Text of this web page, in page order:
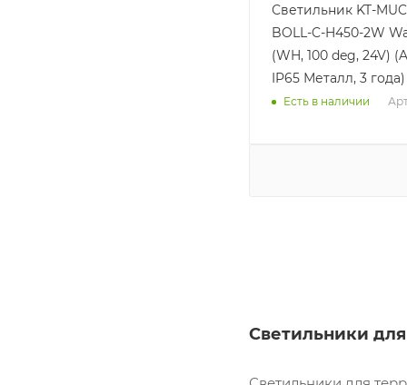
Светильник KT-
BOLL-C-H450-2W
(WH, 100 deg, 24V)
IP65 Металл, 3 года)
Есть в наличии
Светильники